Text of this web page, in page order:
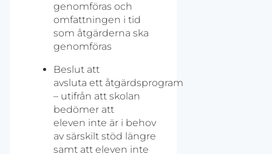
genomföras och
omfattningen i tid
som åtgärderna ska
genomföras
Beslut att
avsluta ett åtgärdsprogram
– utifrån att skolan
bedömer att
eleven inte är i behov
av särskilt stöd längre
samt att eleven inte